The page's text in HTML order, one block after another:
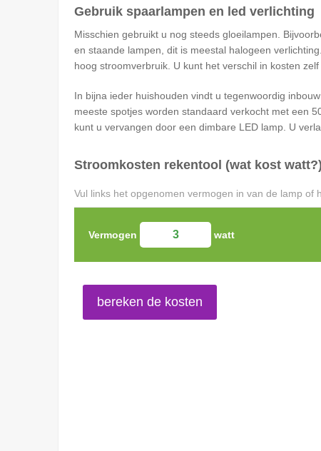
Gebruik spaarlampen en led verlichting
Misschien gebruikt u nog steeds gloeilampen.
en staande lampen, dit is meestal halogeen
hoog stroomverbruik. U kunt het verschil in kosten
In bijna ieder huishouden vindt u tegenwoordig
meeste spotjes worden standaard verkocht met een
kunt u vervangen door een dimbare LED lamp. U
Stroomkosten rekentool (wat kost watt?)
Vul links het opgenomen vermogen in van de lamp
Vermogen watt